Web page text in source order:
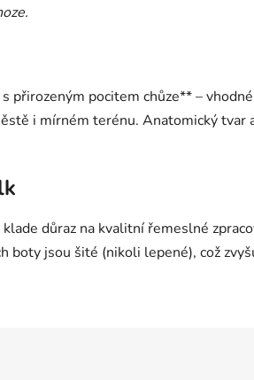
přirozeným pocitem chůze** –
i mírném terénu. Anatomický tvar
důraz na kvalitní řemeslné
boty jsou šité (nikoli lepené), což